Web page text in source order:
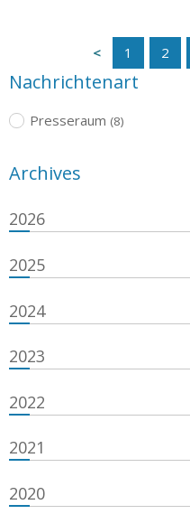
1 2
Nachrichtenart
Presseraum (8)
Archives
2026
2025
2024
2023
2022
2021
2020